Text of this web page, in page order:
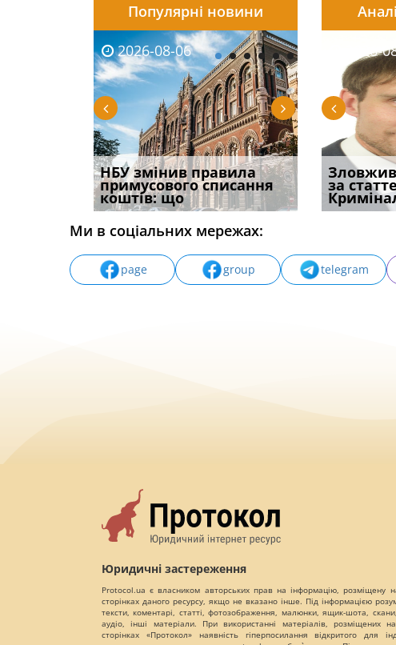
Популярні новини
2026-08-06
НБУ змінив правила
примусового списання
коштів: що
2026-08-06
Якщо суд
наявніс
2026-08-03
Водії можуть отримати
компенсацію за
незаконні дії
2026-
за
Ми в соціальних мережах:
page group telegram
Юридичні застереження
Protocol.ua є власником авторських прав на інформацію, розміщену
сторінках даного ресурсу, якщо не вказано інше. Під інформацією
тексти, коментарі, статті, фотозображення, малюнки, ящик-шота,
аудіо, інші матеріали. При використанні матеріалів, розміщених
сторінках «Протокол» наявність гіперпосилання відкритого для